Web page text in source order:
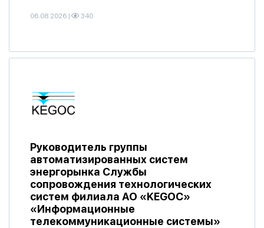
06.08.2026 | 340
Руководитель группы
автоматизированных систем
энергорынка Службы
сопровождения технологических
систем филиала АО «KEGOC»
«Информационные
телекоммуникационные системы»